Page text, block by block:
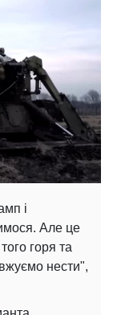
і
Але це
горя та
нести",